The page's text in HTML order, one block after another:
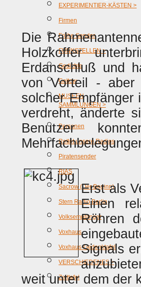
EXPERIMENTIER-KÄSTEN >
Firmen
Frühe Sender
FUNKSTELLEN >
Gedichte
Geltow
MUSEEN
SAMMLUNGEN >
Personen
Rettet unsere Radios
Piratensender
RIAS
Sacrow (Der Beginn)
Stern Radio Berlin
Volksempfänger
Voxhaus
Voxhaus-Gedenktafel
VERSCHIEDENES >
Zeittafel
Die
Holzkoffer
Erdanschluß und
von Vorteil - aber
solcher Empfänger
verdreht, änderte
Benutzer
Erst als
Einen
Röhren
Signals
weit unter dem der